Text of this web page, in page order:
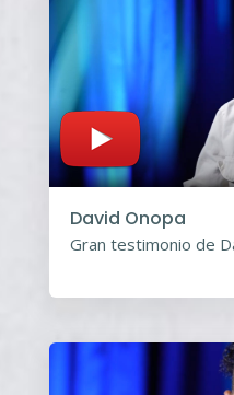
David Onopa
Gran testimonio de